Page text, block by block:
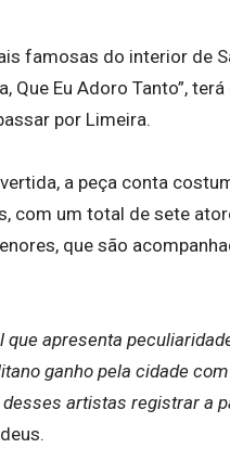
famosas do interior de
Que Eu Adoro Tanto”,
por Limeira.
a peça conta
com um total de sete
que são
que apresenta
ganho pela cidade
artistas registrar a